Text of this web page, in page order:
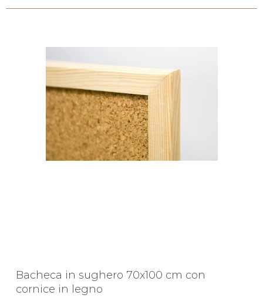
Bacheca in sughero 70x100 cm con
cornice in legno